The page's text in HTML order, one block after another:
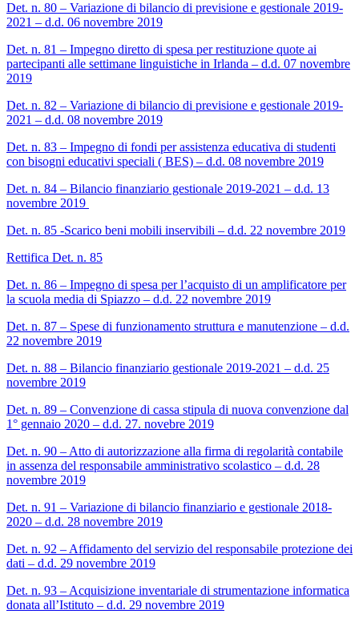
Det. n. 80 – Variazione di bilancio di previsione e gestionale 2019-
2021 – d.d. 06 novembre 2019
Det. n. 81 – Impegno diretto di spesa per restituzione quote ai
partecipanti alle settimane linguistiche in Irlanda – d.d. 07 novembre
2019
Det. n. 82 – Variazione di bilancio di previsione e gestionale 2019-
2021 – d.d. 08 novembre 2019
Det. n. 83 – Impegno di fondi per assistenza educativa di studenti
con bisogni educativi speciali ( BES) – d.d. 08 novembre 2019
Det. n. 84 – Bilancio finanziario gestionale 2019-2021 – d.d. 13
novembre 2019
Det. n. 85 -Scarico beni mobili inservibili – d.d. 22 novembre 2019
Rettifica Det. n. 85
Det. n. 86 – Impegno di spesa per l’acquisto di un amplificatore per
la scuola media di Spiazzo – d.d. 22 novembre 2019
Det. n. 87 – Spese di funzionamento struttura e manutenzione – d.d.
22 novembre 2019
Det. n. 88 – Bilancio finanziario gestionale 2019-2021 – d.d. 25
novembre 2019
Det. n. 89 – Convenzione di cassa stipula di nuova convenzione dal
1° gennaio 2020 – d.d. 27. novebre 2019
Det. n. 90 – Atto di autorizzazione alla firma di regolarità contabile
in assenza del responsabile amministrativo scolastico – d.d. 28
novembre 2019
Det. n. 91 – Variazione di bilancio finanziario e gestionale 2018-
2020 – d.d. 28 novembre 2019
Det. n. 92 – Affidamento del servizio del responsabile protezione dei
dati – d.d. 29 novembre 2019
Det. n. 93 – Acquisizione inventariale di strumentazione informatica
donata all’Istituto – d.d. 29 novembre 2019